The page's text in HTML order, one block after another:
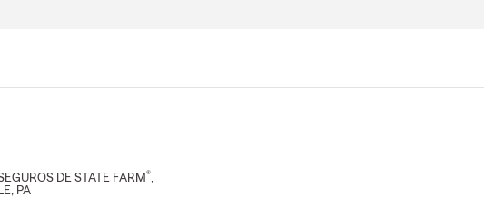
DE STATE FARM®,
, PA